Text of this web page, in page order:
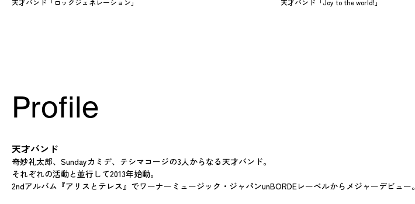
天才バンド「ロックジェネレーション」 天才バンド「Joy to the world!」
Profile
天才バンド
奇妙礼太郎、Sundayカミデ、テシマコージの3人からなる天才バンド。
それぞれの活動と並行して2013年始動。
2ndアルバム『アリスとテレス』でワーナーミュージック・ジャパンunBORDEレーベルからメジャーデビュー。